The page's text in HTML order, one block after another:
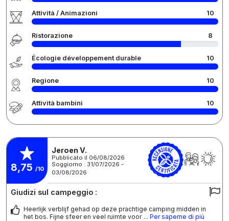
Attività / Animazioni 10
Ristorazione 8
Écologie développement durable 10
Regione 10
Attività bambini 10
8,75 /10
Jeroen V.
Pubblicato il 06/08/2026
Soggiorno : 31/07/2026 -
03/08/2026
Giudizi sul campeggio :
Heerlijk verblijf gehad op deze prachtige camping midden in
het bos. Fijne sfeer en veel ruimte voor ... Per saperne di più